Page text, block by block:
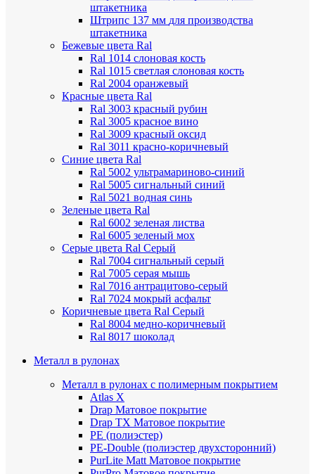
штакетника
Штрипс 137 мм для производства
штакетника
Бежевые цвета Ral
Ral 1014 слоновая кость
Ral 1015 светлая слоновая кость
Ral 2004 оранжевый
Красные цвета Ral
Ral 3003 красный рубин
Ral 3005 красное вино
Ral 3009 красный оксид
Ral 3011 красно-коричневый
Синие цвета Ral
Ral 5002 ультрамариново-синий
Ral 5005 сигнальный синий
Ral 5021 водная синь
Зеленые цвета Ral
Ral 6002 зеленая листва
Ral 6005 зеленый мох
Серые цвета Ral Серый
Ral 7004 сигнальный серый
Ral 7005 серая мышь
Ral 7016 антрацитово-серый
Ral 7024 мокрый асфальт
Коричневые цвета Ral Серый
Ral 8004 медно-коричневый
Ral 8017 шоколад
Металл в рулонах
Металл в рулонах с полимерным покрытием
Atlas X
Drap Матовое покрытие
Drap TX Матовое покрытие
PE (полиэстер)
PE-Double (полиэстер двухсторонний)
PurLite МattМатовое покрытие